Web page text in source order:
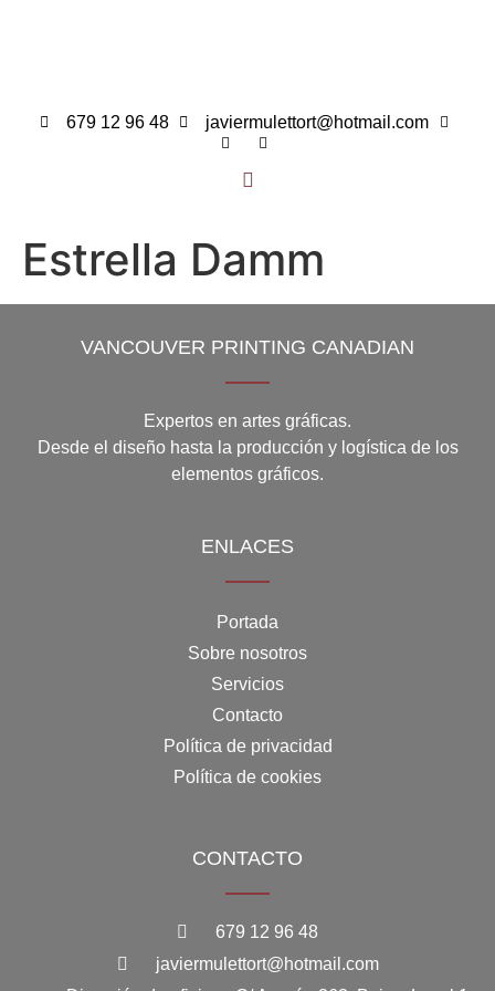
679 12 96 48 javiermulettort@hotmail.com
Estrella Damm
VANCOUVER PRINTING CANADIAN
Expertos en artes gráficas.
Desde el diseño hasta la producción y logística de los
elementos gráficos.
ENLACES
Portada
Sobre nosotros
Servicios
Contacto
Política de privacidad
Política de cookies
CONTACTO
679 12 96 48
javiermulettort@hotmail.com